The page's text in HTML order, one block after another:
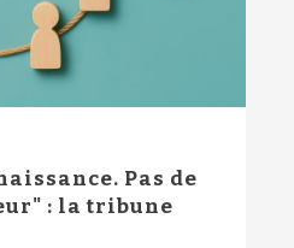
Pas de
: la tribune